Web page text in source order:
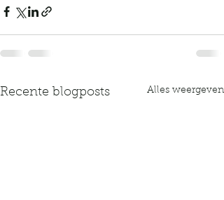
Recente blogposts Alles weergeven